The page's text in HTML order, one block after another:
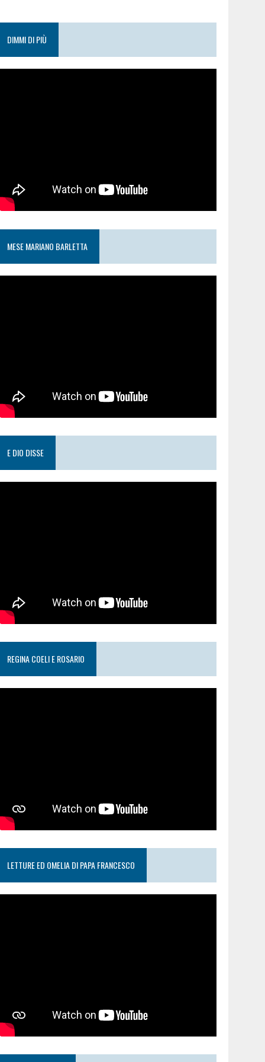
DIMMI DI PIÙ
MESE MARIANO BARLETTA
E DIO DISSE
REGINA COELI E ROSARIO
LETTURE ED OMELIA DI PAPA FRANCESCO